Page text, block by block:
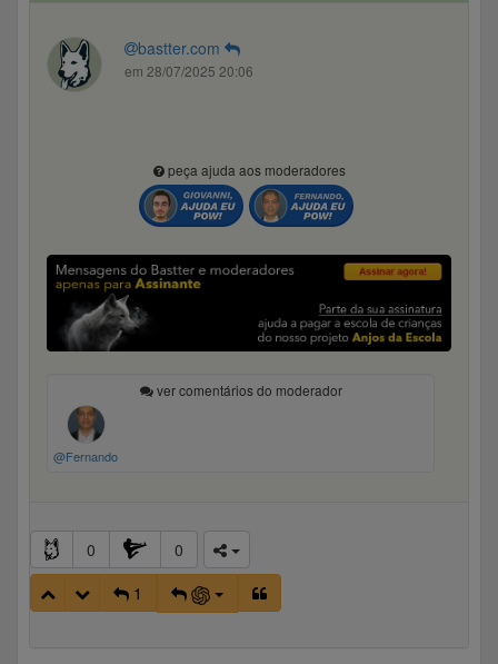
bastter.com
em 28/07/2025 20:06
peça ajuda aos moderadores
ver comentários do moderador
@Fernando
0
0
1